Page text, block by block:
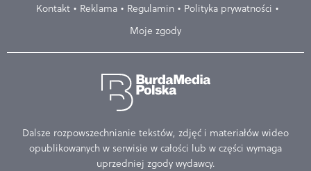
Kontakt Reklama Regulamin
Polityka prywatności
Moje zgody
Dalsze rozpowszechnianie tekstów, zdjęć i materiałów wideo
opublikowanych w serwisie w całości lub w części wymaga
uprzedniej zgody wydawcy.